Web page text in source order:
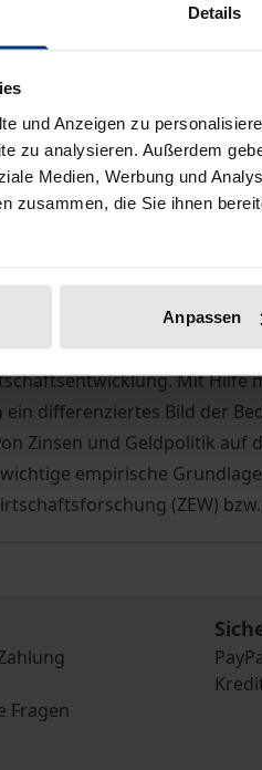
Details
und Anzeigen zu
zu analysieren. Außerdem
Medien, Werbung und
zusammen, die Sie ihnen
Anpassen
In den Warenkorb
zu Versandkosten
Bibliografische
im In- und Ausland
das Ziel der
ein enger
Mit
differenziertes Bild der
Zinsen und Geldpolitik
empirische
(ZEW)
Fragen